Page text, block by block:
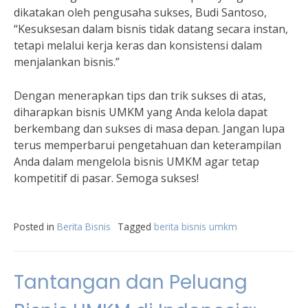
dikatakan oleh pengusaha sukses, Budi Santoso,
“Kesuksesan dalam bisnis tidak datang secara instan,
tetapi melalui kerja keras dan konsistensi dalam
menjalankan bisnis.”
Dengan menerapkan tips dan trik sukses di atas,
diharapkan bisnis UMKM yang Anda kelola dapat
berkembang dan sukses di masa depan. Jangan lupa
terus memperbarui pengetahuan dan keterampilan
Anda dalam mengelola bisnis UMKM agar tetap
kompetitif di pasar. Semoga sukses!
Posted in Berita Bisnis Tagged berita bisnis umkm
Tantangan dan Peluang